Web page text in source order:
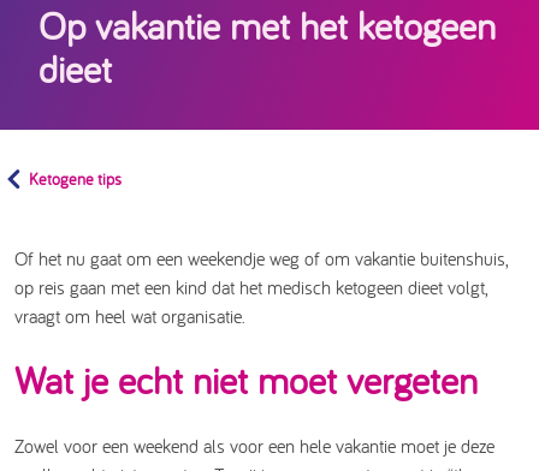
Op vakantie met het ketogeen
dieet
Ketogene tips
Of het nu gaat om een weekendje weg of om vakantie buitenshuis,
op reis gaan met een kind dat het medisch ketogeen dieet volgt,
vraagt om heel wat organisatie.
Wat je echt niet moet vergeten
Zowel voor een weekend als voor een hele vakantie moet je deze